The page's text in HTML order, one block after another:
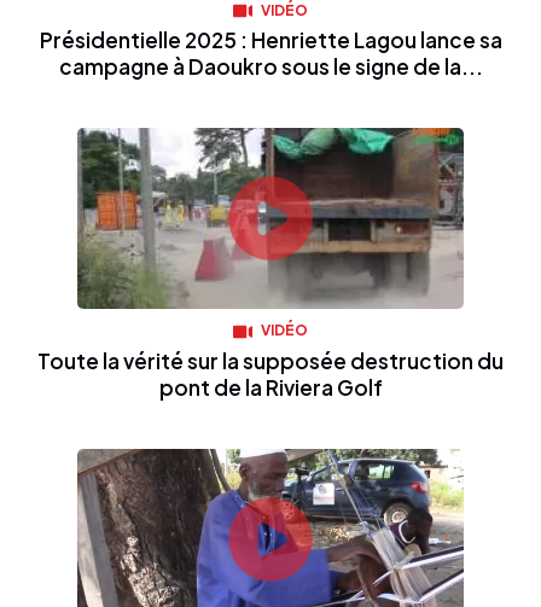
VIDÉO
Présidentielle 2025 : Henriette Lagou lance sa
campagne à Daoukro sous le signe de la...
VIDÉO
Toute la vérité sur la supposée destruction du
pont de la Riviera Golf